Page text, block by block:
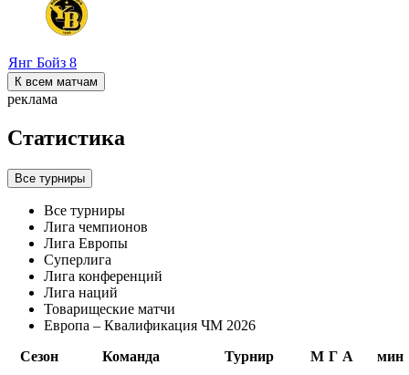
Янг Бойз 8
К всем матчам
реклама
Статистика
Все турниры
Все турниры
Лига чемпионов
Лига Европы
Суперлига
Лига конференций
Лига наций
Товарищеские матчи
Европа – Квалификация ЧМ 2026
Сезон
Команда Турнир М Г А мин